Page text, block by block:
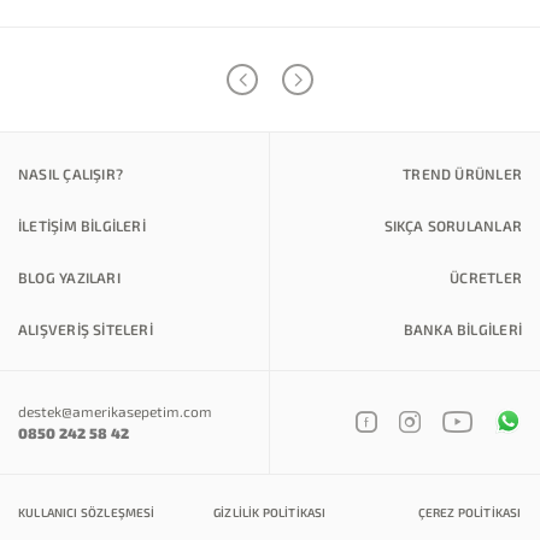
NASIL ÇALIŞIR? TREND ÜRÜNLER
İLETİŞİM BİLGİLERİ SIKÇA SORULANLAR
BLOG YAZILARI ÜCRETLER
ALIŞVERİŞ SİTELERİ BANKA BILGILERI
destek@amerikasepetim.com
0850 242 58 42
KULLANICI SÖZLEŞMESI GIZLILIK POLITIKASI ÇEREZ POLITIKASI